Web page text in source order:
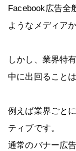
Facebook広告全
ようなメディア
しかし、業界特
中に出回ること
例えば業界ごと
ティブです。
通常のバナー広